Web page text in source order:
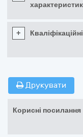
+
Друкувати
Корисні посилання